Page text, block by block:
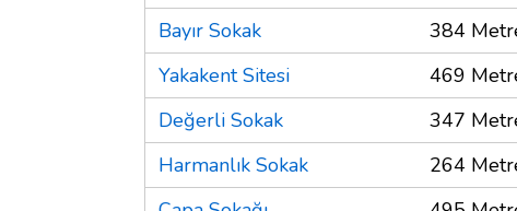
Bayır Sokak
384
Yakakent Sitesi
469
Değerli Sokak
347
Harmanlık Sokak
264